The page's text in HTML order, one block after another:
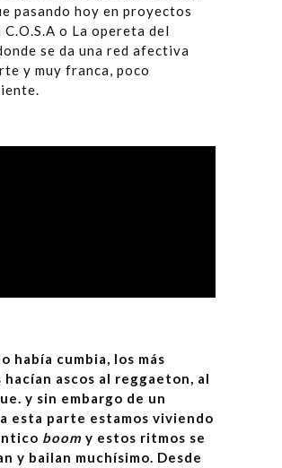
pasando hoy en proyectos
C.O.S.A o La opereta del
se da una red afectiva
y muy franca, poco
había cumbia, los más
hacían ascos al reggaeton, al
y sin embargo de un
esta parte estamos viviendo
boom y estos ritmos se
y bailan muchísimo. Desde